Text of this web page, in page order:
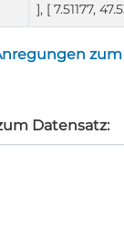
], [ 7.51177,
Datensatz: